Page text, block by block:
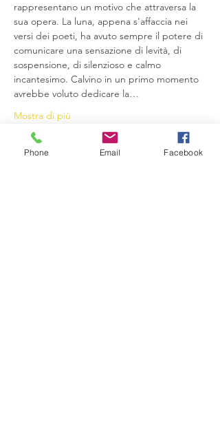
rappresentano un motivo che attraversa la
sua opera. La luna, appena s'affaccia nei
versi dei poeti, ha avuto sempre il potere di
comunicare una sensazione di levità, di
sospensione, di silenzioso e calmo
incantesimo. Calvino in un primo momento
avrebbe voluto dedicare la…
Mostra di più
Phone Email Facebook